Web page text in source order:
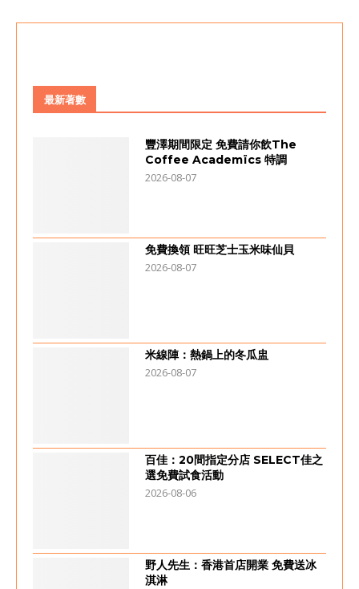
最新著數
豐澤期間限定 免費請你飲The
Coffee Academïcs 特調
2026-08-07
免費換領 旺旺芝士玉米味仙貝
2026-08-07
米線陣：熱鍋上的冬瓜盅
2026-08-07
百佳：20間指定分店 SELECT佳之
選免費試食活動
2026-08-06
野人先生：香港首店開業 免費送冰
淇淋